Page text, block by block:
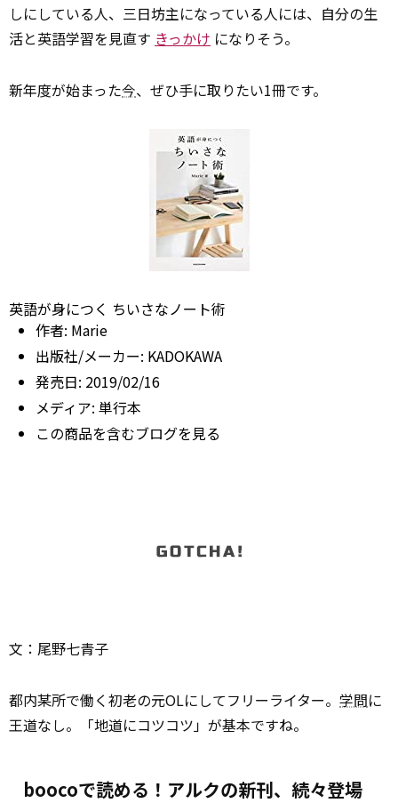
しにしている人、三日坊主になっている人には、自分の生
活と英語学習を見直す きっかけ になりそう。
新年度が始まった今、ぜひ手に取りたい1冊です。
英語が身につく ちいさなノート術
作者: Marie
出版社/メーカー: KADOKAWA
発売日: 2019/02/16
メディア: 単行本
この商品を含むブログを見る
文：尾野七青子
都内某所で働く初老の元OLにしてフリーライター。 学問に
王道なし。「地道にコツコツ」が基本ですね。
boocoで読める！アルクの新刊、続々登場